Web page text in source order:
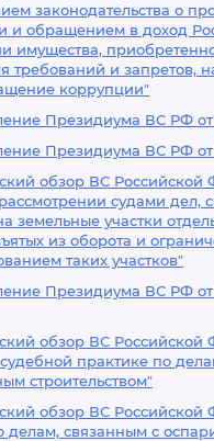
законодательства о
и обращением в доход
имущества,
требований и запретов,
коррупции"
Президиума ВС РФ от
Президиума ВС РФ от
обзор ВС Российской
судами дел,
земельные участки
из оборота и
таких участков"
Президиума ВС РФ от
обзор ВС Российской
практике по
строительством"
обзор ВС Российской
делам, связанным с